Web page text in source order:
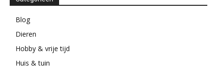
Blog
Dieren
Hobby & vrije tijd
Huis & tuin